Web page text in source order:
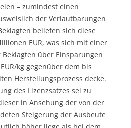
– zumindest einen
der Verlautbarungen
beliefen sich diese
EUR, was sich mit einer
Beklagten über Einsparungen
kg gegenüber dem bis
Herstellungsprozess decke.
des Lizenzsatzes sei zu
in Ansehung der von der
Steigerung der Ausbeute